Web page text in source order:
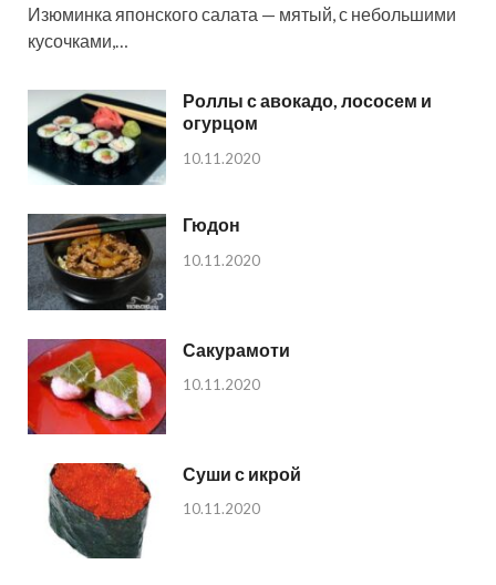
Изюминка японского салата — мятый, с небольшими
кусочками,…
Роллы с авокадо, лососем и
огурцом
10.11.2020
Гюдон
10.11.2020
Сакурамоти
10.11.2020
Суши с икрой
10.11.2020